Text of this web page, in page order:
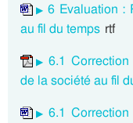
6 Evaluation :
au fil du temps rtf
6.1
de la société au fil
6.1